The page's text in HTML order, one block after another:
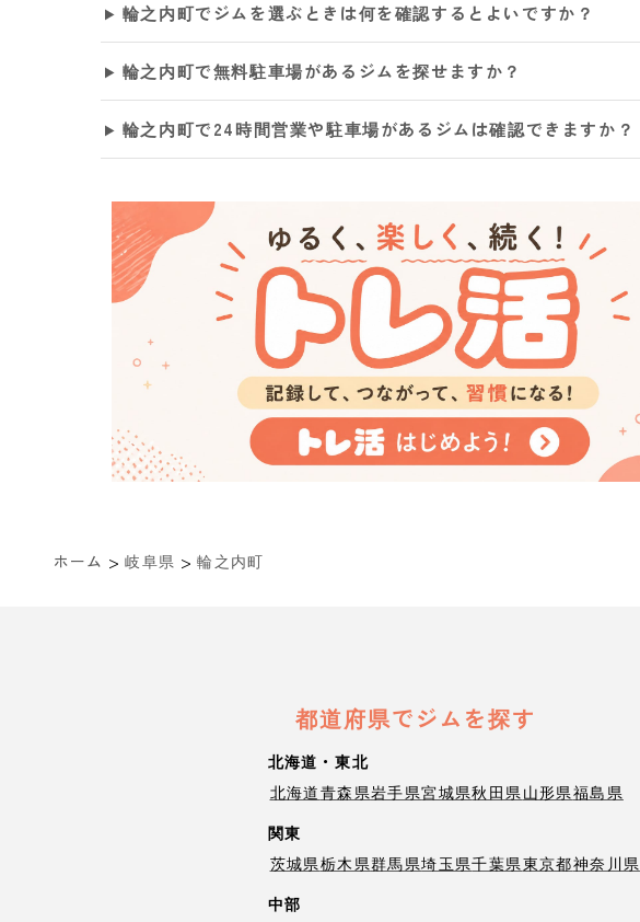
輪之内町でジムを選ぶときは何を確認するとよいですか？
輪之内町で無料駐車場があるジムを探せますか？
輪之内町で24時間営業や駐車場があるジムは確認できますか？
ホーム > 岐阜県 > 輪之内町
都道府県でジムを探す
北海道・東北
北海道青森県岩手県宮城県秋田県山形県福島県
関東
茨城県栃木県群馬県埼玉県千葉県東京都神奈川県
中部